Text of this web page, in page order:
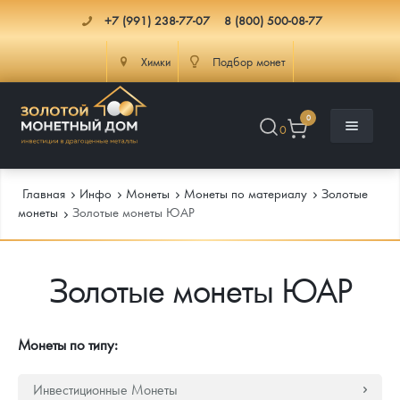
+7 (991) 238-77-07 8 (800) 500-08-77
Химки Подбор монет
0
0
Каталог Монет
Инвестиционные монеты
Как сделать заказ
Доставка
Главная Инфо Монеты Монеты по материалу
Золотые
монеты
Золотые монеты ЮАР
Золотые монеты ЮАР
Монеты по типу:
Инвестиционные Монеты